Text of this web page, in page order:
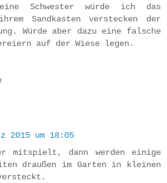
Schwester würde ich das
Sandkasten verstecken der
Würde aber dazu eine falsche
auf der Wiese legen.
2015 um 18:05
mitspielt, dann werden einige
draußen im Garten in kleinen